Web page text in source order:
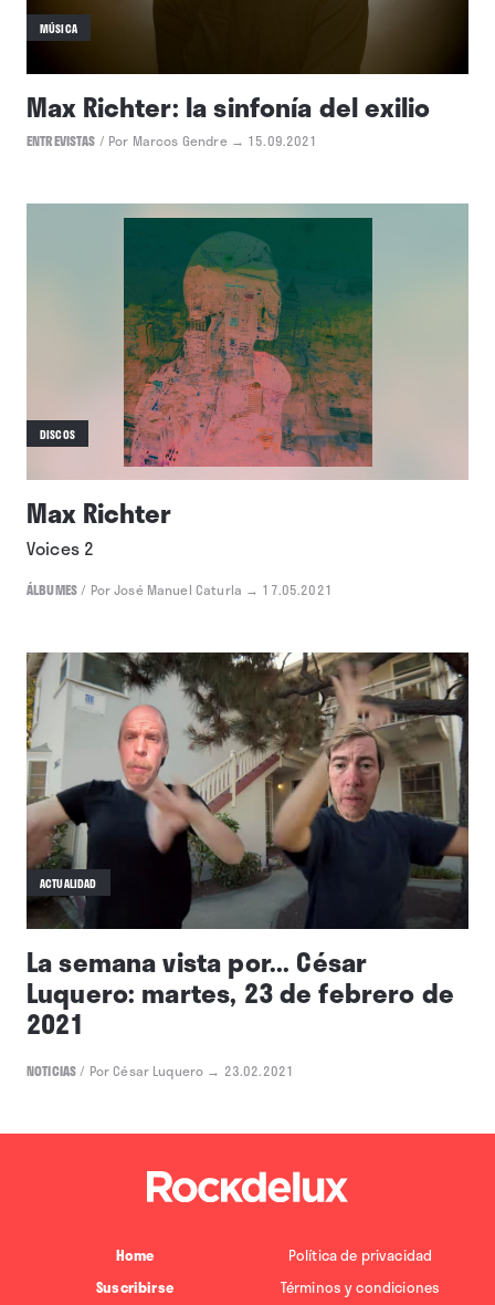
MÚSICA
Max Richter: la sinfonía del exilio
ENTREVISTAS / Por Marcos Gendre → 15.09.2021
DISCOS
Max Richter
Voices 2
ÁLBUMES/ Por José Manuel Caturla → 17.05.2021
ACTUALIDAD
La semana vista por... César
Luquero: martes, 23 de febrero de
2021
NOTICIAS/ Por César Luquero → 23.02.2021
Home
Suscribirse
Política de privacidad
Términos y condiciones